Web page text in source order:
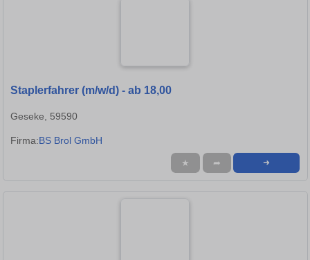
Staplerfahrer (m/w/d) - ab 18,00
Geseke, 59590
Firma:BS Brol GmbH
★ ➦ ➜